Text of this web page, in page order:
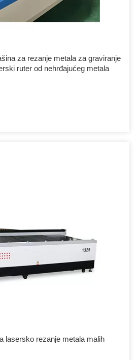
za rezanje metala za graviranje
ruter od nehrđajućeg metala
lasersko rezanje metala malih